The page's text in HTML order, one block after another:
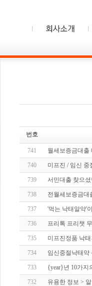
번호
741 월세보증금대출
740 미프진 / 임신 중
739 서민대출 찾으
738 전월세보증금대
737 '먹는 낙태알약'
736 프리톡 프리챗
735 미프진정품 낙
734 임신중절낙태약
733 {year}년 10가지
732 유용한 정보 >